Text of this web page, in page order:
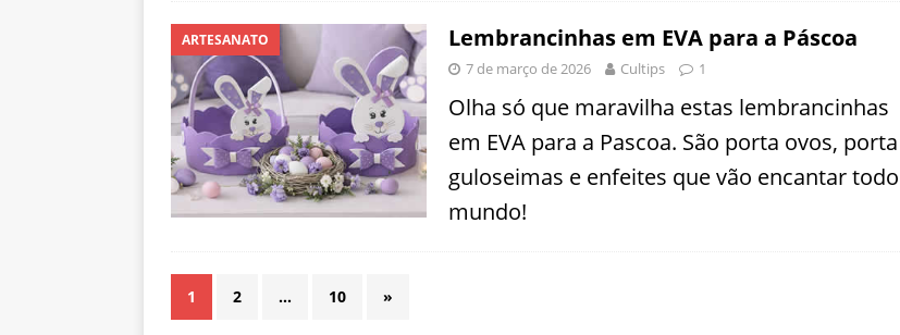
ARTESANATO Lembrancinhas em EVA para a Páscoa
7 de março de 2026 Cultips 1
Olha só que maravilha estas lembrancinhas
em EVA para a Pascoa. São porta ovos, porta
guloseimas e enfeites que vão encantar todo
mundo!
1 2 … 10 »